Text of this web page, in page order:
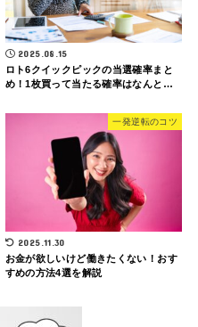
2025.08.15
ロト6クイックピックの当選確率まと
め！1枚買って当たる確率はなんと…
一発逆転のコツ
2025.11.30
お金が欲しいけど働きたくない！おす
すめの方法4選を解説